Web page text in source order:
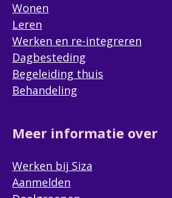
Wonen
Behandeling
Ambulante ondersteuning
Anders, namelijk
Anders(Optioneel)
Indicatie
Vul hier de indicatie van de cliënt
aanvraag sneller verwerkt worden
Wonen
Leren
Werken en re-integreren
Dagbesteding
Begeleiding thuis
Behandeling
Meer informatie over
Werken bij Siza
Aanmelden